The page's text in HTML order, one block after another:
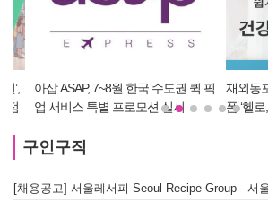
아삽 ASAP, 7~8월 한국 수도권 퀵 픽
업 서비스 특별 프로모션 실시
재외동포
폼 ‘헬로, 오
구인구직